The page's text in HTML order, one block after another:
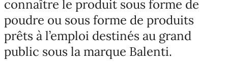
connaître le produit sous forme de
poudre ou sous forme de produits
prêts à l’emploi destinés au grand
public sous la marque Balenti.